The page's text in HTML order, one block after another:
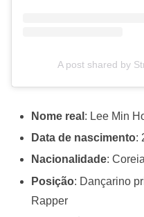
A post shared by
Nome real : Lee Min
Data de nascimento:
Nacionalidade:
Posição: Dançarino
Rapper